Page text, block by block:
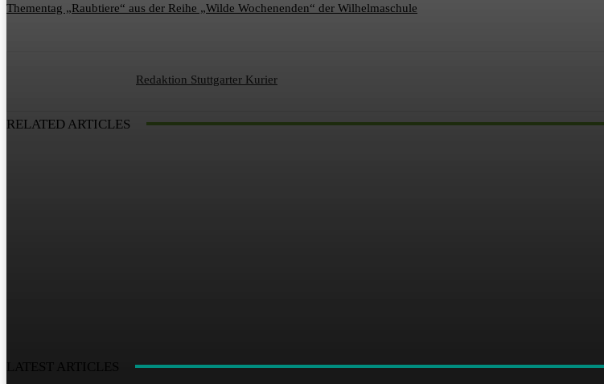
Thementag „Raubtiere“ aus der Reihe „Wilde Wochenenden“ der Wilhelmaschule
Redaktion Stuttgarter Kurier
RELATED ARTICLES
LATEST ARTICLES